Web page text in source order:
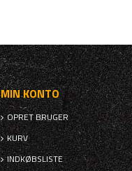
MIN KONTO
OPRET BRUGER
KURV
INDKØBSLISTE